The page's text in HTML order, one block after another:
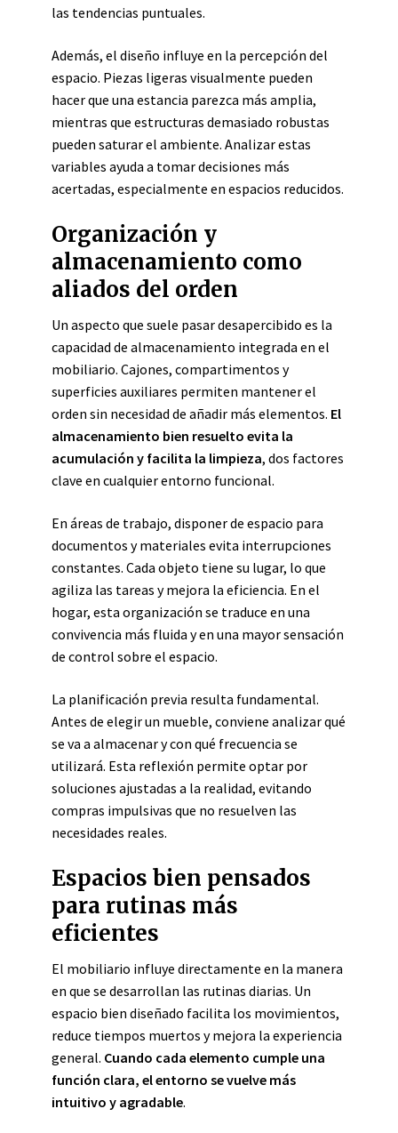
las tendencias puntuales.
Además, el diseño influye en la percepción del
espacio. Piezas ligeras visualmente pueden
hacer que una estancia parezca más amplia,
mientras que estructuras demasiado robustas
pueden saturar el ambiente. Analizar estas
variables ayuda a tomar decisiones más
acertadas, especialmente en espacios reducidos.
Organización y
almacenamiento como
aliados del orden
Un aspecto que suele pasar desapercibido es la
capacidad de almacenamiento integrada en el
mobiliario. Cajones, compartimentos y
superficies auxiliares permiten mantener el
orden sin necesidad de añadir más elementos. El
almacenamiento bien resuelto evita la
acumulación y facilita la limpieza, dos factores
clave en cualquier entorno funcional.
En áreas de trabajo, disponer de espacio para
documentos y materiales evita interrupciones
constantes. Cada objeto tiene su lugar, lo que
agiliza las tareas y mejora la eficiencia. En el
hogar, esta organización se traduce en una
convivencia más fluida y en una mayor sensación
de control sobre el espacio.
La planificación previa resulta fundamental.
Antes de elegir un mueble, conviene analizar qué
se va a almacenar y con qué frecuencia se
utilizará. Esta reflexión permite optar por
soluciones ajustadas a la realidad, evitando
compras impulsivas que no resuelven las
necesidades reales.
Espacios bien pensados
para rutinas más
eficientes
El mobiliario influye directamente en la manera
en que se desarrollan las rutinas diarias. Un
espacio bien diseñado facilita los movimientos,
reduce tiempos muertos y mejora la experiencia
general. Cuando cada elemento cumple una
función clara, el entorno se vuelve más
intuitivo y agradable.